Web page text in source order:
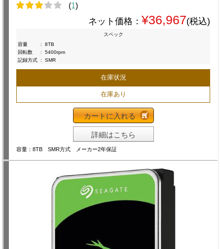
(1)
ネット価格： ¥36,967(税込)
スペック
容量
:
8TB
回転数
:
5400rpm
記録方式 : SMR
在庫状況
在庫あり
カートに入れる
詳細はこちら
容量：8TB SMR方式 メーカー2年保証